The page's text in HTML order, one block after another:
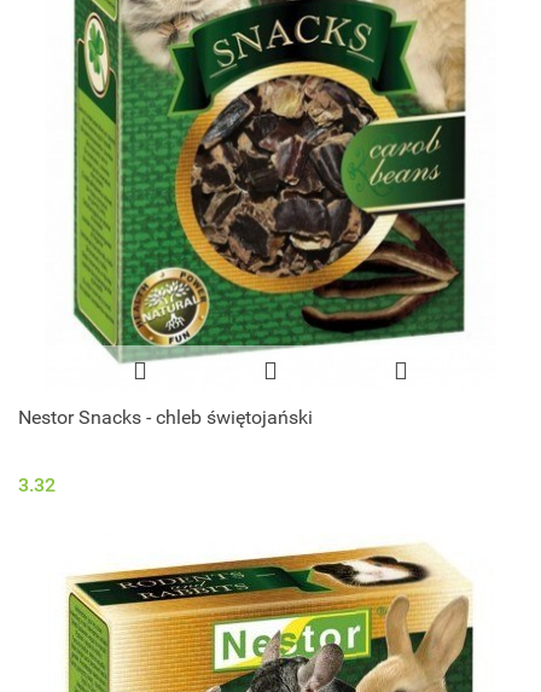
Nestor Snacks - chleb świętojański
3.32